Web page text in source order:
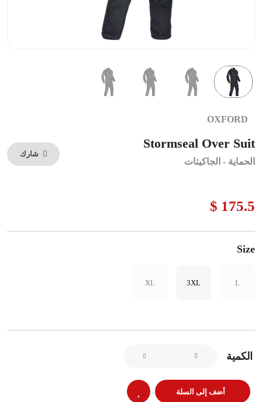
Stormseal Over Suit
الحماية - الجاكيتات
شارك
175.5 $
Size
L
3XL
XL
الكمية
أضف إلى السلة